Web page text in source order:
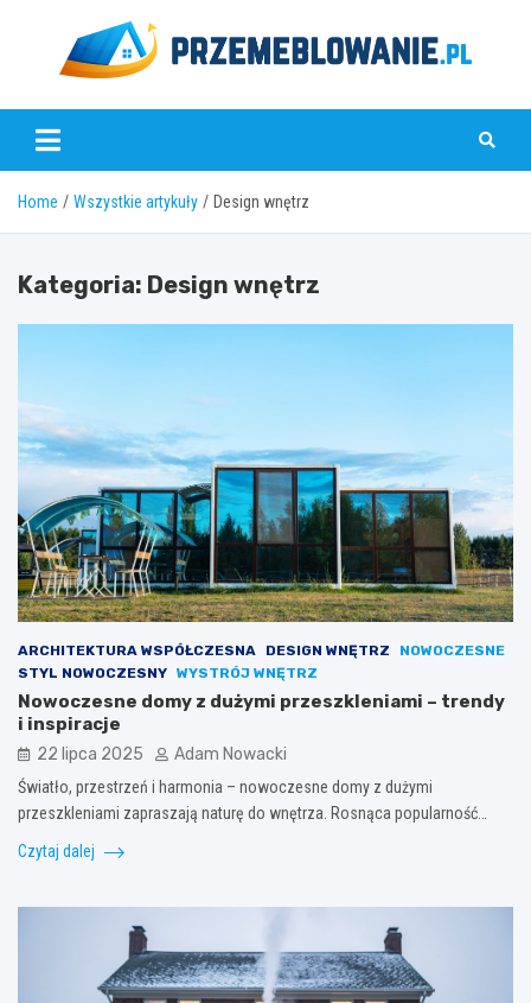
www.przemeblowanie.pl
Home Wszystkie artykuły Design wnętrz
Kategoria: Design wnętrz
ARCHITEKTURA WSPÓŁCZESNA DESIGN WNĘTRZ
NOWOCZESNE
STYL NOWOCZESNY WYSTRÓJ WNĘTRZ
Nowoczesne domy z dużymi przeszkleniami – trendy
i inspiracje
22 lipca 2025 Adam Nowacki
Światło, przestrzeń i harmonia – nowoczesne domy z dużymi
przeszkleniami zapraszają naturę do wnętrza. Rosnąca popularność…
Czytaj dalej